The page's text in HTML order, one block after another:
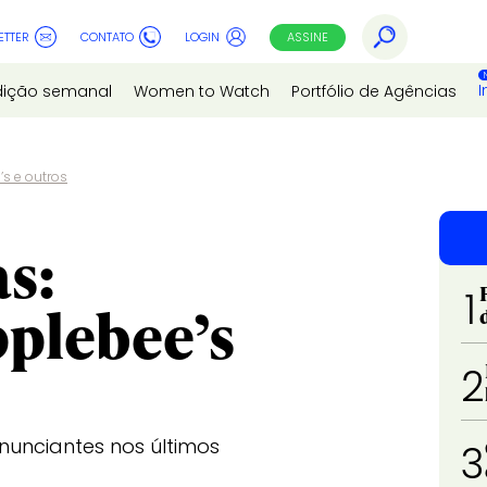
CONTATO LOGIN ASSINE
semanal Women to Watch Portfólio de Agências
e outros
nos últimos
1
2
3